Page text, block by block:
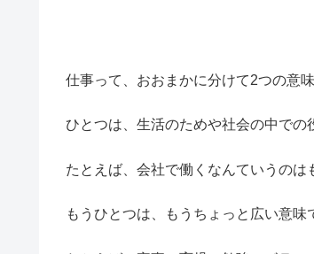
仕事って、おおまかに分けて2つの意味
ひとつは、生活のためや社会の中での
たとえば、会社で働くなんていうのは
もうひとつは、もうちょっと広い意味